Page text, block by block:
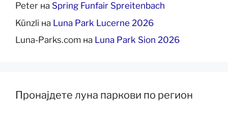
Peter на Spring Funfair Spreitenbach
Künzli на Luna Park Lucerne 2026
Luna-Parks.com на Luna Park Sion 2026
Пронајдете луна паркови по регион